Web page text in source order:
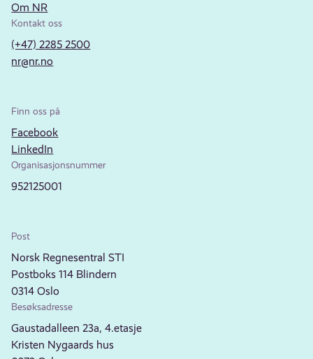
Om NR
Kontakt oss
(+47) 2285 2500
nr@nr.no
Finn oss på
Facebook
LinkedIn
Organisasjonsnummer
952125001
Post
Norsk Regnesentral STI
Postboks 114 Blindern
0314 Oslo
Besøksadresse
Gaustadalleen 23a, 4.etasje
Kristen Nygaards hus